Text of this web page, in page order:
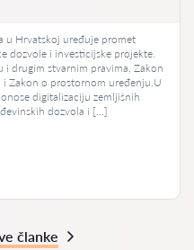
u Hrvatskoj uređuje promet
dozvole i investicijske projekte.
i drugim stvarnim pravima, Zakon
Zakon o prostornom uređenju.U
digitalizaciju zemljišnih
dozvola i […]
članke